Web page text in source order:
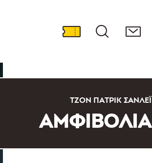
ΤΖΟΝ ΠΆΤΡΙΚ ΣΆΝΛΕΪ
ΑΜΦΙΒΟΛΙΑ